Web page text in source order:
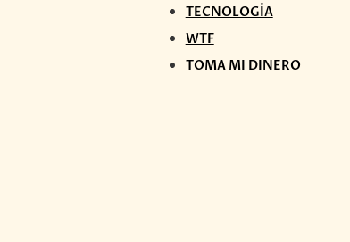
TECNOLOGÍA
WTF
TOMA MI DINERO